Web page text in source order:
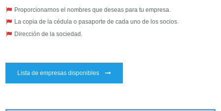
Proporcionarnos el nombres que deseas para tu empresa.
La copia de la cédula o pasaporte de cada uno de los socios.
Dirección de la sociedad.
Lista de empresas disponibles